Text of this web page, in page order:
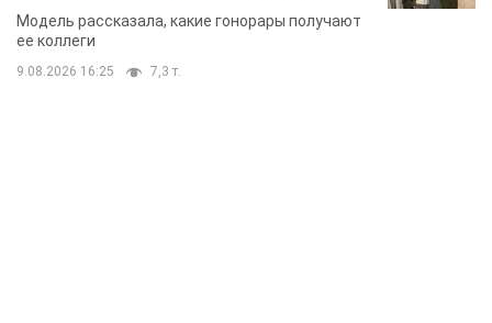
стороне модельной карьеры
Модель рассказала, какие гонорары получают
ее коллеги
9.08.2026 16:25 7,3 т.